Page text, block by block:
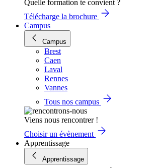
Quelle formation te convient ?
Télécharge la brochure
Campus
Campus
Brest
Caen
Laval
Rennes
Vannes
Tous nos campus
Viens nous rencontrer !
Choisir un évènement
Apprentissage
Apprentissage